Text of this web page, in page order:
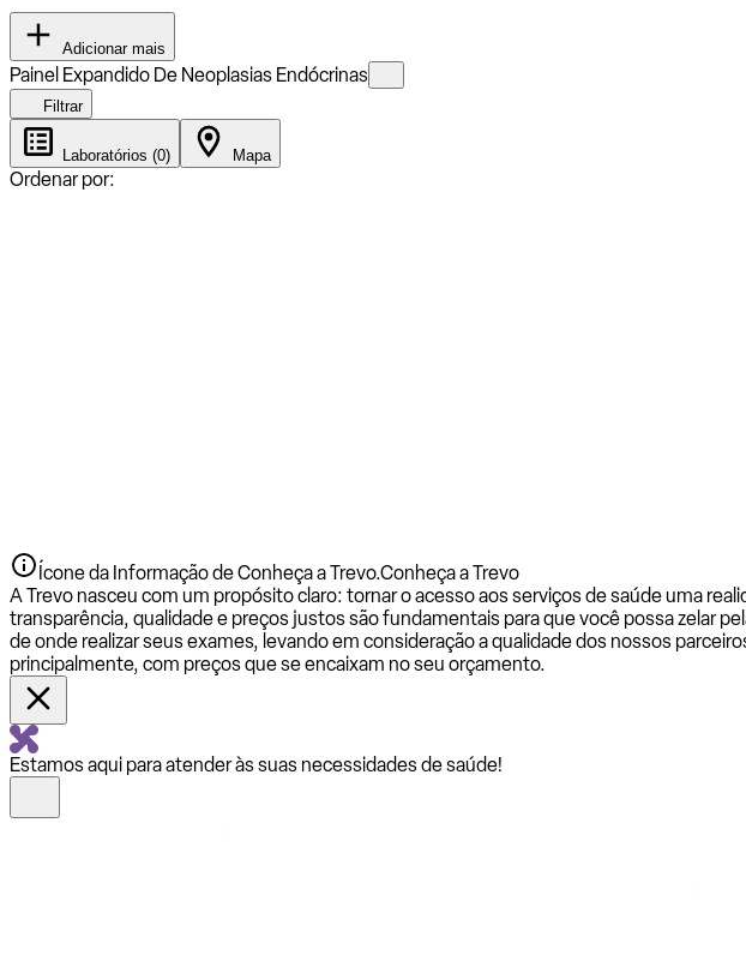
Adicionar mais
Painel Expandido De Neoplasias Endócrinas
Filtrar
Laboratórios (0) Mapa
Ordenar por:
Ícone da Informação de Conheça a Trevo.Conheça a Trevo
A Trevo nasceu com um propósito claro: tornar o acesso aos serviços de saúde uma
transparência, qualidade e preços justos são fundamentais para que você possa zelar
de onde realizar seus exames, levando em consideração a qualidade dos nossos
principalmente, com preços que se encaixam no seu orçamento.
Estamos aqui para atender às suas necessidades de saúde!